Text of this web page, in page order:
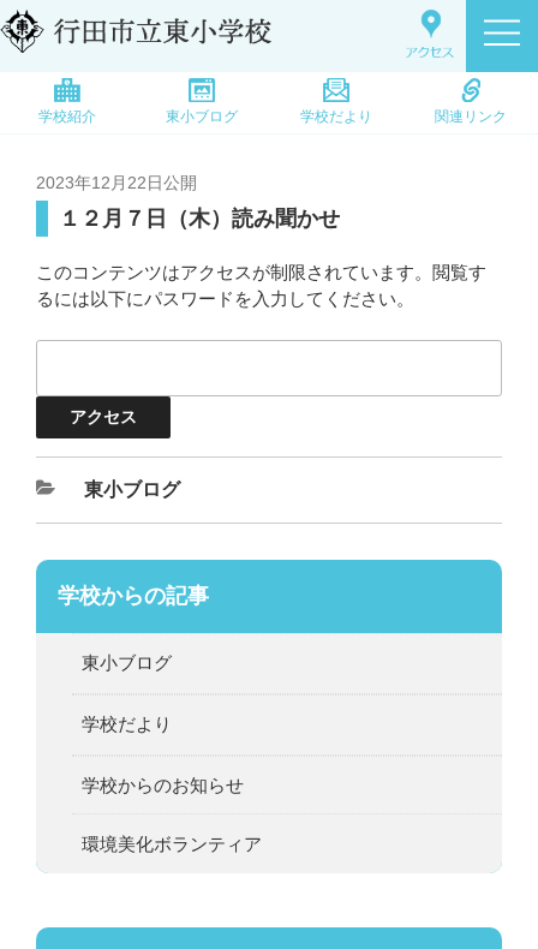
学校紹介 東小ブログ 学校だより 関連リンク
2023年12月22日公開
１２月７日（木）読み聞かせ
このコンテンツはアクセスが制限されています。閲覧す
るには以下にパスワードを入力してください。
東小ブログ
学校からの記事
東小ブログ
学校だより
学校からのお知らせ
環境美化ボランティア